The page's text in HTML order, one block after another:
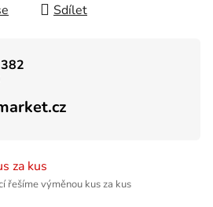
Sdílet
za kus
řešíme výměnou kus za kus